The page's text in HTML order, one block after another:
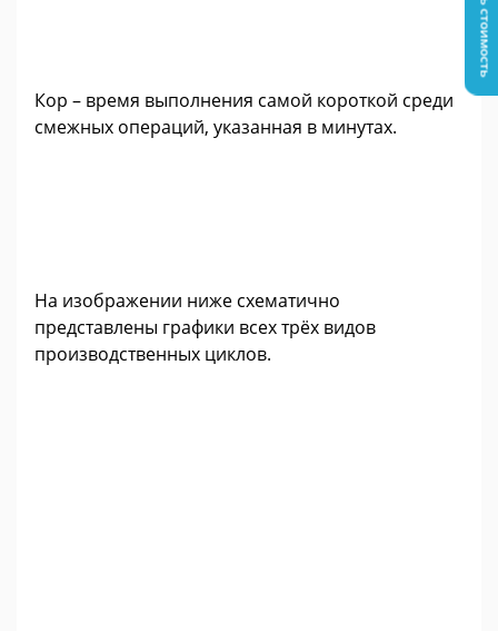
Кор – время выполнения самой короткой среди
смежных операций, указанная в минутах.
На изображении ниже схематично
представлены графики всех трёх видов
производственных циклов.